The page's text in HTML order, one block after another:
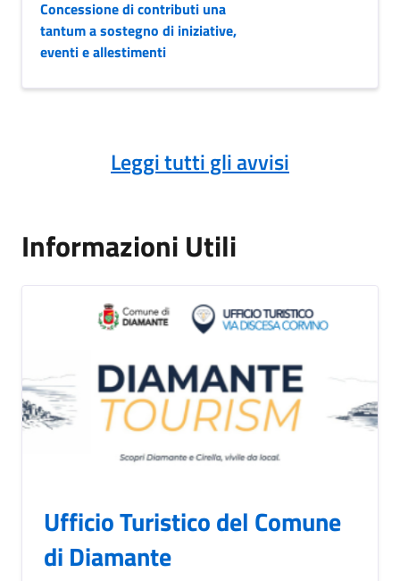
Concessione di contributi una
tantum a sostegno di iniziative,
eventi e allestimenti
Leggi tutti gli avvisi
Informazioni Utili
Ufficio Turistico del Comune
di Diamante